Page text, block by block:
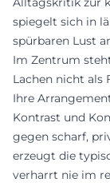
spiegelt sich in
spürbaren Lust
Im Zentrum
Lachen nicht als
Ihre
Kontrast und
gegen scharf,
erzeugt die
verharrt nie im